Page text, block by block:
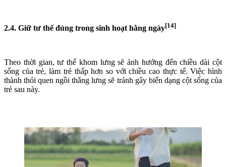
2.4. Giữ tư thế đúng trong sinh hoạt hằng ngày[14]
Theo thời gian, tư thế khom lưng sẽ ảnh hưởng đến chiều dài cột
sống của trẻ, làm trẻ thấp hơn so với chiều cao thực tế. Việc hình
thành thói quen ngồi thẳng lưng sẽ tránh gây biến dạng cột sống của
trẻ sau này.